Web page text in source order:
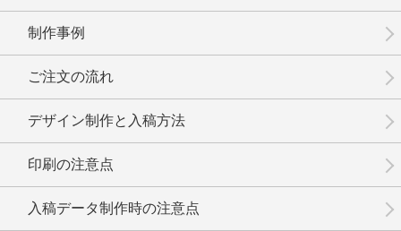
No.3-083
制作事例
ご注文の流れ
デザイン制作と入稿方法
印刷の注意点
入稿データ制作時の注意点